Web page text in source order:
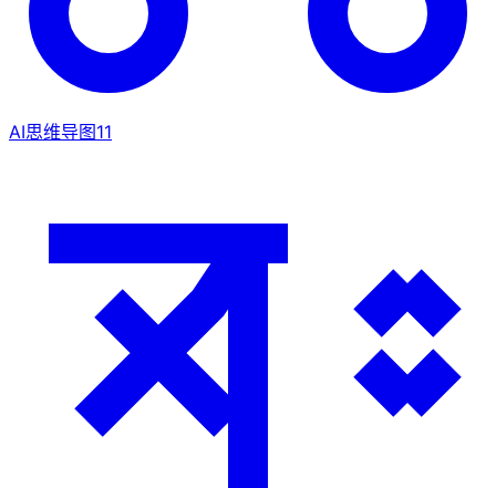
AI思维导图11